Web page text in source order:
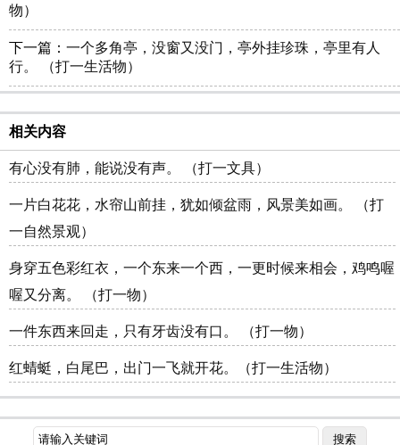
物）
下一篇： 一个多角亭，没窗又没门，亭外挂珍珠，亭里有人
行。 （打一生活物）
相关内容
有心没有肺，能说没有声。 （打一文具）
一片白花花，水帘山前挂，犹如倾盆雨，风景美如画。 （打
一自然景观）
身穿五色彩红衣，一个东来一个西，一更时候来相会，鸡鸣喔
喔又分离。 （打一物）
一件东西来回走，只有牙齿没有口。 （打一物）
红蜻蜓，白尾巴，出门一飞就开花。（打一生活物）